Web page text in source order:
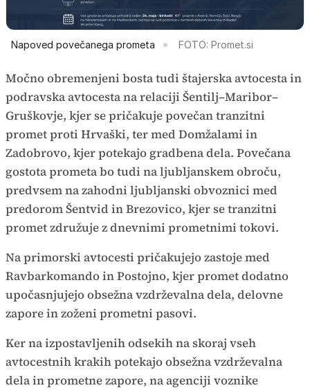
Napoved povečanega prometa FOTO: Promet.si
Močno obremenjeni bosta tudi štajerska avtocesta in
podravska avtocesta na relaciji Šentilj–Maribor–
Gruškovje, kjer se pričakuje povečan tranzitni
promet proti Hrvaški, ter med Domžalami in
Zadobrovo, kjer potekajo gradbena dela. Povečana
gostota prometa bo tudi na ljubljanskem obroču,
predvsem na zahodni ljubljanski obvoznici med
predorom Šentvid in Brezovico, kjer se tranzitni
promet združuje z dnevnimi prometnimi tokovi.
Na primorski avtocesti pričakujejo zastoje med
Ravbarkomando in Postojno, kjer promet dodatno
upočasnjujejo obsežna vzdrževalna dela, delovne
zapore in zoženi prometni pasovi.
Ker na izpostavljenih odsekih na skoraj vseh
avtocestnih krakih potekajo obsežna vzdrževalna
dela in prometne zapore, na agenciji voznike